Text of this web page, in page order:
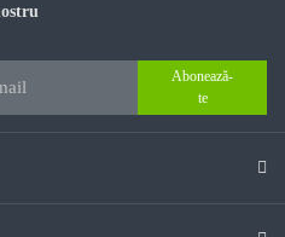
Abonează-
te